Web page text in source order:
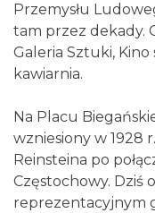
Przemysłu
tam przez dekady.
Galeria Sztuki,
kawiarnia.
Na Placu
wzniesiony w 1928
Reinsteina po
Częstochowy. Dziś
reprezentacyjnym